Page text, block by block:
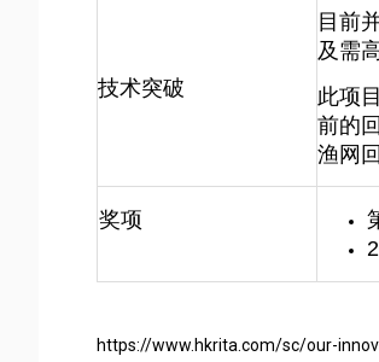
技术突破
目前
及需
此项
前的
渔网
奖项
https://www.hkrita.com/sc/our-